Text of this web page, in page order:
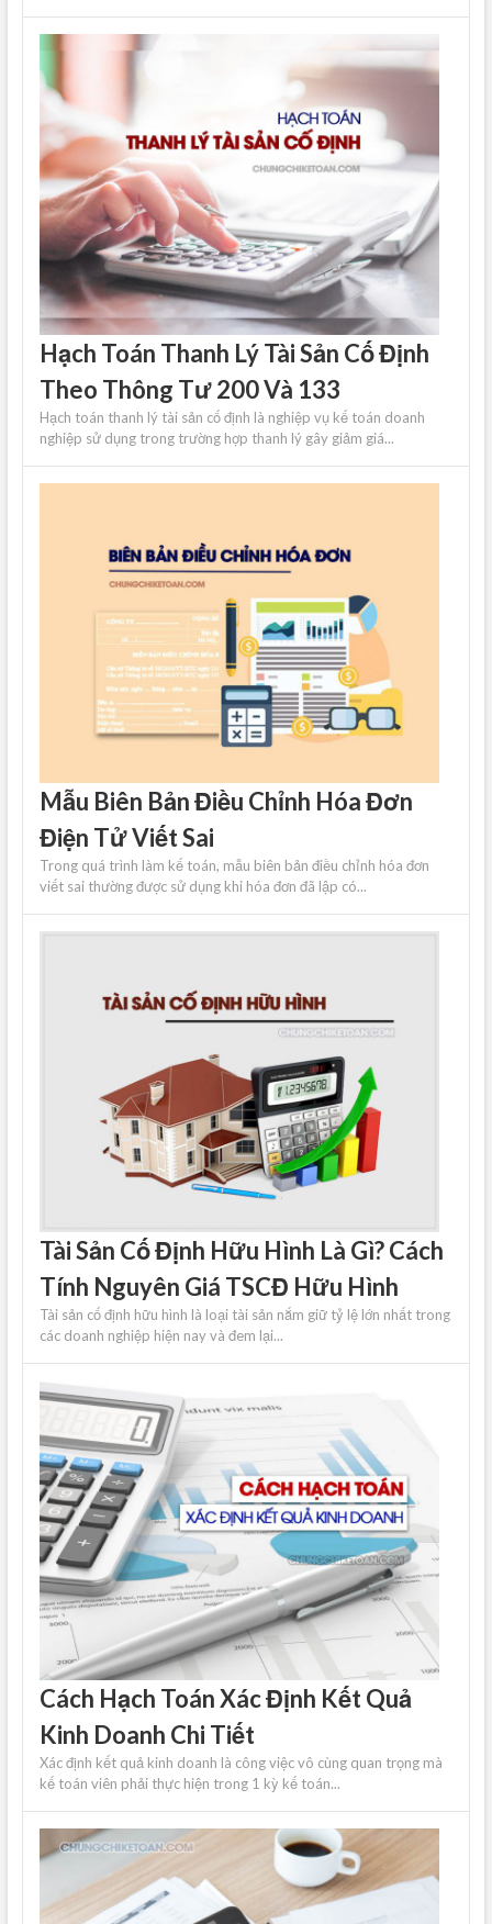
Hạch Toán Thanh Lý Tài Sản Cố Định
Theo Thông Tư 200 Và 133
Hạch toán thanh lý tài sản cố định là nghiệp vụ kế toán doanh
nghiệp sử dụng trong trường hợp thanh lý gây giảm giá...
Mẫu Biên Bản Điều Chỉnh Hóa Đơn
Điện Tử Viết Sai
Trong quá trình làm kế toán, mẫu biên bản điều chỉnh hóa đơn
viết sai thường được sử dụng khi hóa đơn đã lập có...
Tài Sản Cố Định Hữu Hình Là Gì? Cách
Tính Nguyên Giá TSCĐ Hữu Hình
Tài sản cố định hữu hình là loại tài sản nắm giữ tỷ lệ lớn nhất trong
các doanh nghiệp hiện nay và đem lại...
Cách Hạch Toán Xác Định Kết Quả
Kinh Doanh Chi Tiết
Xác định kết quả kinh doanh là công việc vô cùng quan trọng mà
kế toán viên phải thực hiện trong 1 kỳ kế toán...